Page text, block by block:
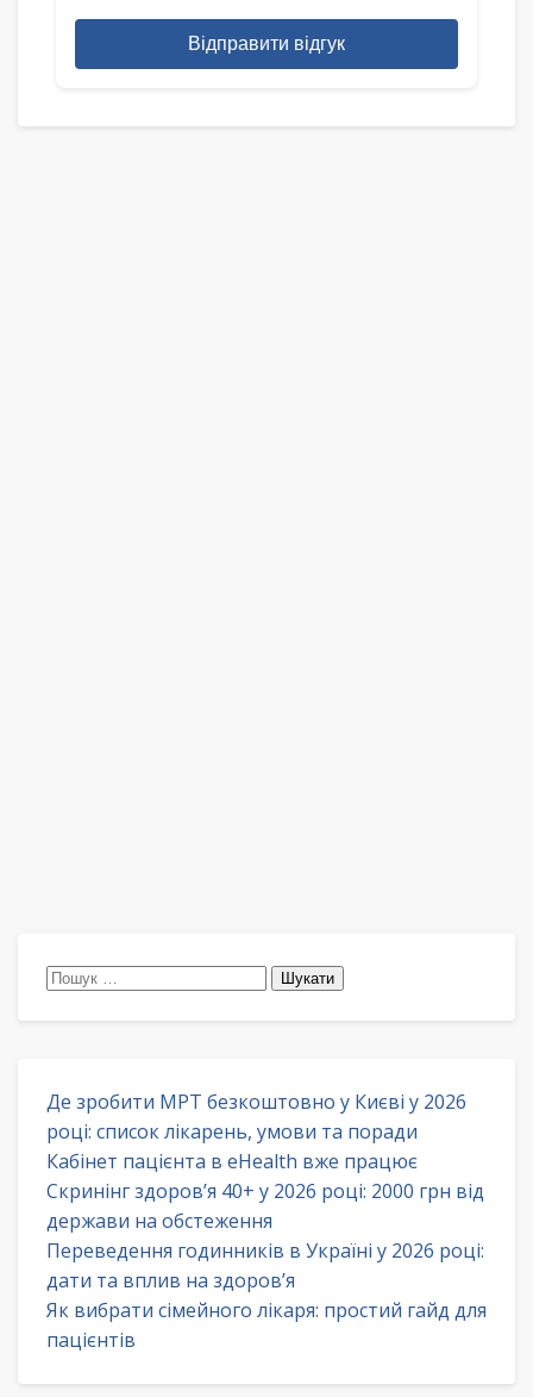
Відправити відгук
Пошук:
Де зробити МРТ безкоштовно у Києві у 2026
році: список лікарень, умови та поради
Кабінет пацієнта в eHealth вже працює
Скринінг здоров’я 40+ у 2026 році: 2000 грн від
держави на обстеження
Переведення годинників в Україні у 2026 році:
дати та вплив на здоров’я
Як вибрати сімейного лікаря: простий гайд для
пацієнтів